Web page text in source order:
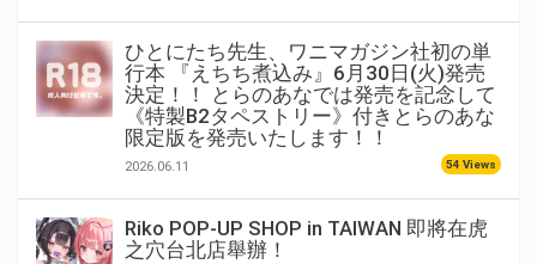
ひとにたち先生、ワニマガジン社初の単
行本 『えちち煮込み』6月30日(火)発売
決定！！ とらのあなでは発売を記念して
《特製B2タペストリー》付きとらのあな
限定版を発売いたします！！
2026.06.11 54 Views
Riko POP-UP SHOP in TAIWAN 即將在虎
之穴台北店舉辦！